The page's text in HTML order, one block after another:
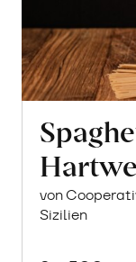
von
Sizilien